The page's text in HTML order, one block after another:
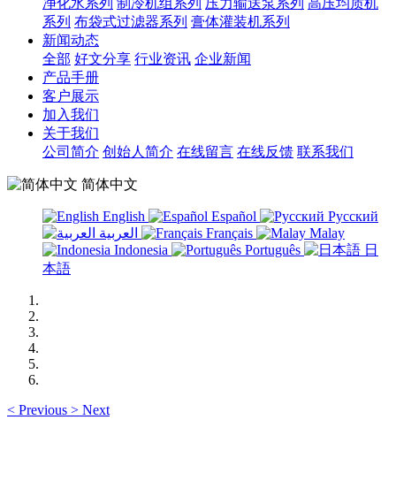
净化水系列 制冷机组系列 压力输送泵系列 高压均质机
系列 布袋式过滤器系列 膏体灌装机系列
新闻动态
全部 好文分享 行业资讯 企业新闻
产品手册
客户展示
加入我们
关于我们
公司简介 创始人简介 在线留言 在线反馈 联系我们
简体中文
English Español
Русский
Français
Malay
Indonesia
Português
日
本語
< Previous > Next